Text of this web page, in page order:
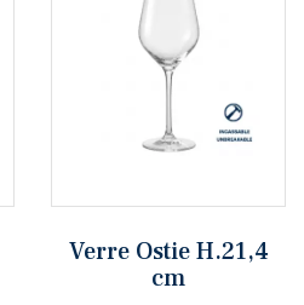
Verre Ostie H.21,4
cm